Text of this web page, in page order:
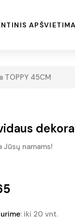
TOPPY 45CM
Jūsų namams!
: iki 20 vnt.